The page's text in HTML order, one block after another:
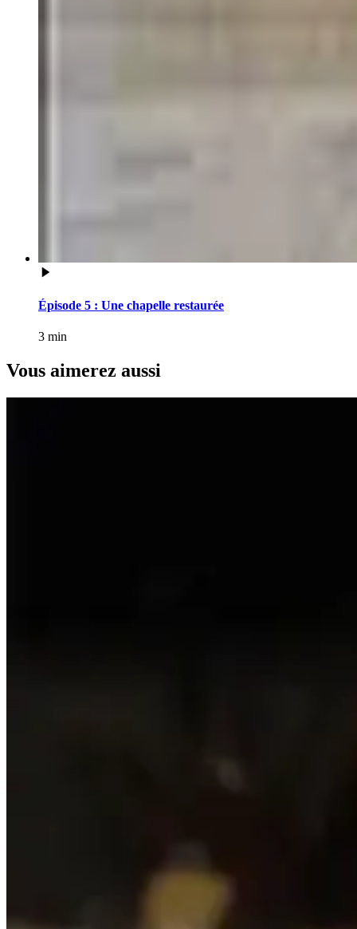
Épisode 5 : Une chapelle restaurée
3 min
Vous aimerez aussi